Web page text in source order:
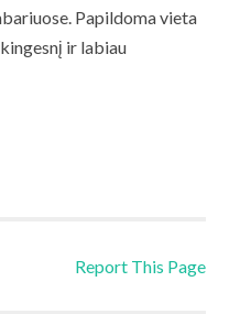
Papildoma vieta
ir labiau
Report This Page